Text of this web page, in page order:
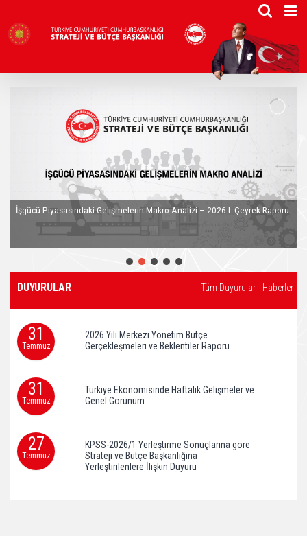
content
in visible
İşgücü Piyasasındaki Gelişmelerin Makro Analizi – 2026 I. Çeyrek Raporu
DUYURULAR Haberler
Tüm Duyurular
31
Temmuz
2026 Yılı Merkezi Yönetim Bütçe
Gerçekleşmeleri ve Beklentiler Raporu
31
Temmuz
Türkiye Ekonomisinde Haftalık Gelişmeler ve
Genel Görünüm
27
Temmuz
KPSS-2026/1 Yerleştirme Sonuçlarına göre
Strateji ve Bütçe Başkanlığına
Yerleştirilenlere İlişkin Duyuru